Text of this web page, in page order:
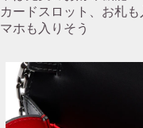
カードスロット、お札
マホも入りそう